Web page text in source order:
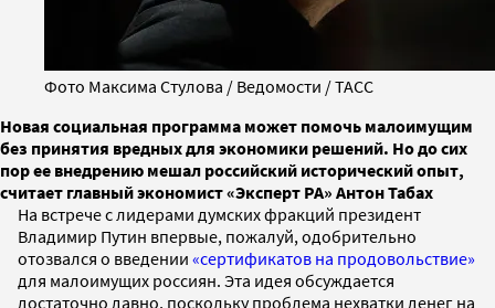
Фото Максима Стулова / Ведомости / ТАСС
Новая социальная программа может помочь малоимущим
без принятия вредных для экономики решений. Но до сих
пор ее внедрению мешал российский исторический опыт,
считает главный экономист «Эксперт РА» Антон Табах
На встрече с лидерами думских фракций президент
Владимир Путин впервые, пожалуй, одобрительно
отозвался о введении «сертификатов на продовольствие»
для малоимущих россиян. Эта идея обсуждается
достаточно давно, поскольку проблема нехватки денег на